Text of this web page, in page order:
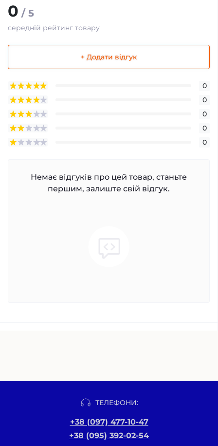
0 / 5
середній рейтинг товару
+ Додати відгук
0
0
0
0
0
Немає відгуків про цей товар, станьте
першим, залиште свій відгук.
ТЕЛЕФОНИ:
+38 (097) 477-10-47
+38 (095) 392-02-54